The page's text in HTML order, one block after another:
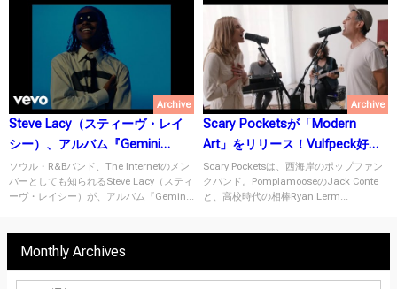
Archive
Steve Lacy（スティーヴ・レイ
シー）、アルバム『Gemini
Rights』を7月15日にリリース！
ソウル・R&Bバンド、The Internetのメン
バーとしても知られるSteve Lacy（スティ
ーヴ・レイシー）が、アルバム『Gemin...
Archive
Scary Pocketsが「Modern
Art」をリリース！Vulfpeck好き
は必聴！
Scary Pocketsは、西海岸のポップファン
クバンド。PomplamooseのJack Conte
と、高校時代の相棒Ryan Lerm...
Monthly Archives